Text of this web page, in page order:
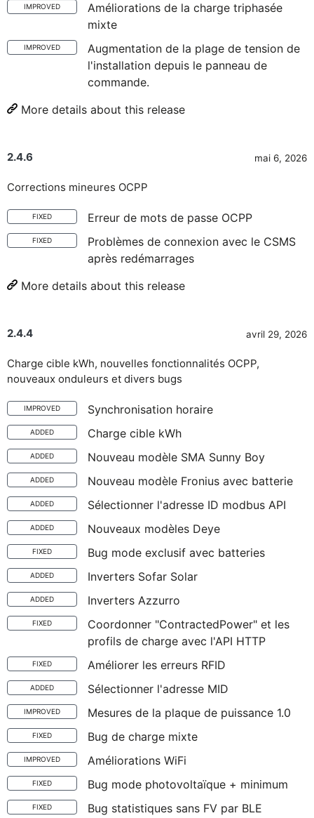
IMPROVED
Améliorations de la charge triphasée
mixte
IMPROVED
Augmentation de la plage de tension de
l'installation depuis le panneau de
commande.
More details about this release
2.4.6 mai 6, 2026
Corrections mineures OCPP
FIXED Erreur de mots de passe OCPP
FIXED
Problèmes de connexion avec le CSMS
après redémarrages
More details about this release
2.4.4 avril 29, 2026
Charge cible kWh, nouvelles fonctionnalités OCPP,
nouveaux onduleurs et divers bugs
IMPROVED Synchronisation horaire
ADDED Charge cible kWh
ADDED Nouveau modèle SMA Sunny Boy
ADDED Nouveau modèle Fronius avec batterie
ADDED Sélectionner l'adresse ID modbus API
ADDED Nouveaux modèles Deye
FIXED Bug mode exclusif avec batteries
ADDED Inverters Sofar Solar
ADDED Inverters Azzurro
FIXED
Coordonner "ContractedPower" et les
profils de charge avec l'API HTTP
FIXED Améliorer les erreurs RFID
ADDED Sélectionner l'adresse MID
IMPROVED Mesures de la plaque de puissance 1.0
FIXED Bug de charge mixte
IMPROVED Améliorations WiFi
FIXED Bug mode photovoltaïque + minimum
FIXED Bug statistiques sans FV par BLE